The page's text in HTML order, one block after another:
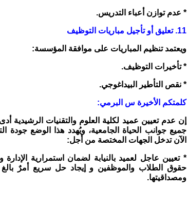
* عدم توازن أعباء التدريس.
11. تعليق أو تأجيل مباريات التوظيف
ويعتمد تنظيم المباريات على موافقة المؤسسة:
* تأخيرات التوظيف.
* نقص التأطير البيداغوجي.
كلمتكم الأخيرة س البرمي:
إن عدم تعيين عميد لكلية العلوم والتقنيات الرشيدية
جميع جوانب الحياة الجامعية، ويُهدد هذا الوضع جودة
الآن تدخل الجهات المختصة من أجل:
* تعيين عاجل لعميد بالنيابة لضمان استمرارية الإدارة
حقوق الطلاب والموظفين و إيجاد حل سريع أمرٌ بالغ
ومصداقيتها.